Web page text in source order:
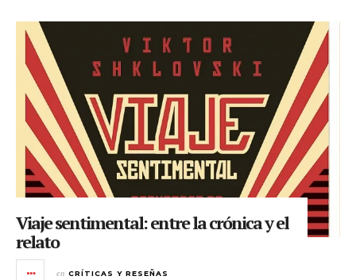
Viaje sentimental: entre la crónica y el
relato
en CRÍTICAS Y RESEÑAS